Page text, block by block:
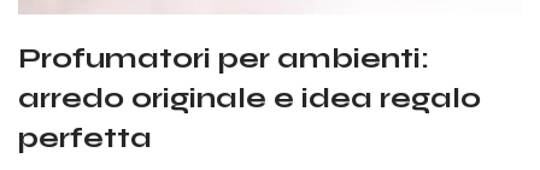
Profumatori per ambienti:
arredo originale e idea regalo
perfetta